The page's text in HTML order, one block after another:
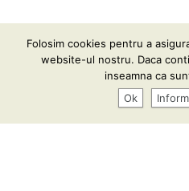
Informare GDPR| Conținutul
la dispoziţie sub termenii
Folosim cookies pentru a
website-ul nostru. Daca
inseamna ca
Ok